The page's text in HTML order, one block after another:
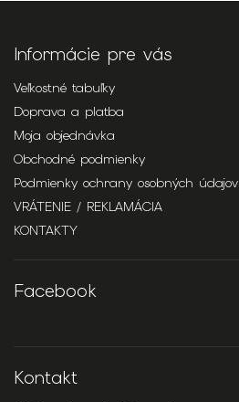
Informácie pre vás
Veľkostné tabuľky
Doprava a platba
Moja objednávka
Obchodné podmienky
Podmienky ochrany osobných údajov
VRÁTENIE / REKLAMÁCIA
KONTAKTY
Facebook
Kontakt